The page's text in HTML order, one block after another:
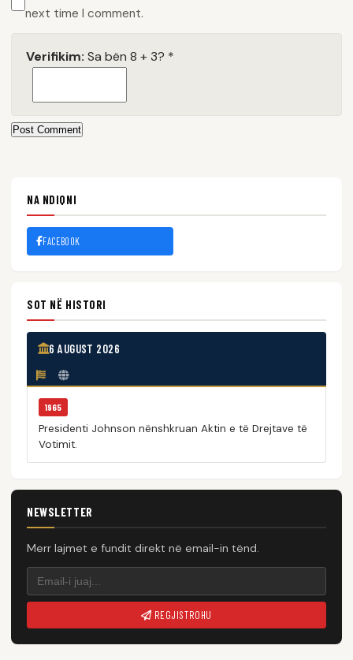
next time I comment.
Verifikim: Sa bën 8 + 3? *
Post Comment
NA NDIQNI
FACEBOOK
SOT NË HISTORI
6 AUGUST 2026
1965
Presidenti Johnson nënshkruan Aktin e të Drejtave të
Votimit.
NEWSLETTER
Merr lajmet e fundit direkt në email-in tënd.
REGJISTROHU